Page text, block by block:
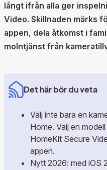
långt ifrån alla ger
Video. Skillnaden märks
appen, dela åtkomst i
molntjänst från
Det här bör du veta
Välj inte bara en
Home. Välj en
HomeKit Secure
appen.
Nytt 2026: med iOS